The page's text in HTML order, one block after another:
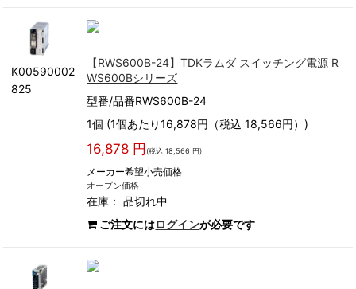
K00590002
825
【RWS600B-24】TDKラムダ スイッチング電源 R
WS600Bシリーズ
型番/品番RWS600B-24
1個 (1個あたり16,878円（税込 18,566円）)
16,878 円 (税込 18,566 円)
メーカー希望小売価格
オープン価格
在庫：品切れ中
ご注文にはログインが必要です